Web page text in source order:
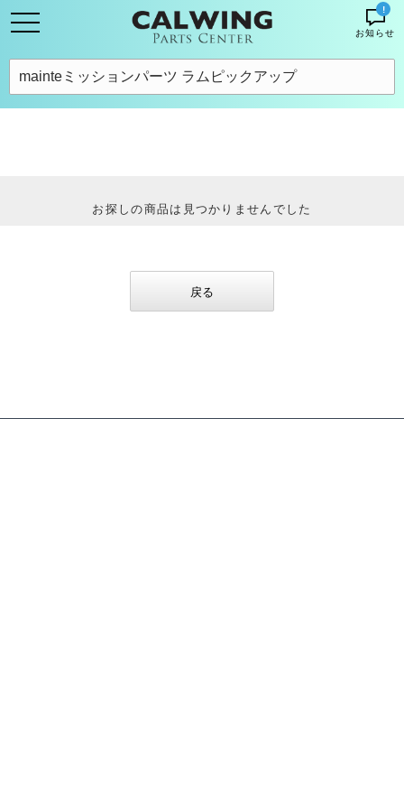
!
お知らせ
お探しの商品は見つかりませんでした
戻る